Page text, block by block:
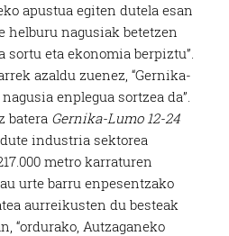
apustua egiten dutela esan
helburu nagusiak betetzen
sortu eta ekonomia berpiztu”.
azaldu zuenez, “Gernika-
enplegua sortzea da”.
batera Gernika-Lumo 12-24
industria sektorea
metro karraturen
urte barru enpesentzako
aurreikusten du besteak
“ordurako, Autzaganeko